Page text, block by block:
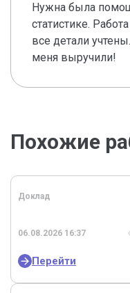
Нужна была
статистике.
все детали
меня выручили!
Похожие
Доклад
06.08.2026 16:37
Перейти